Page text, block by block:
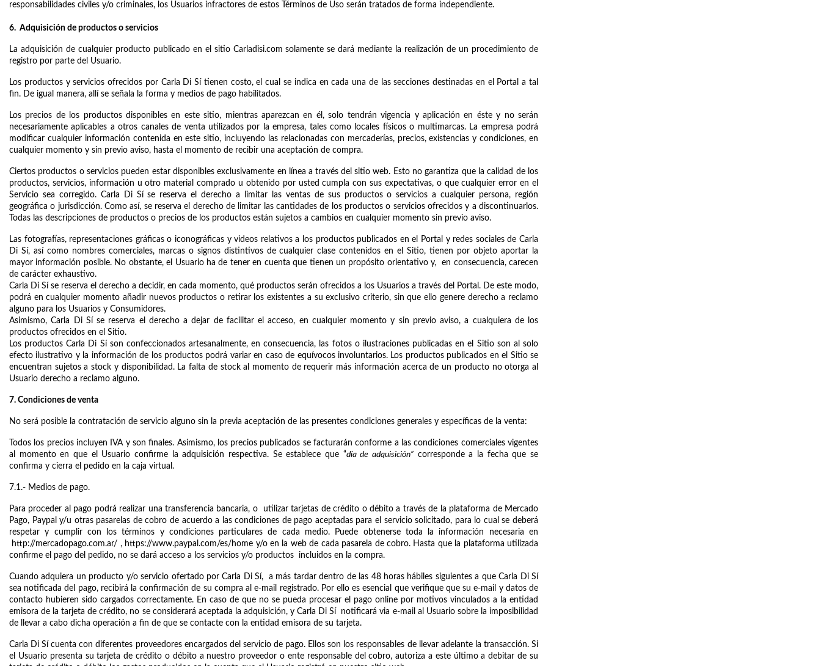
responsabilidades civiles y/o criminales, los Usuarios infractores de estos Términos de Uso serán tratados de forma independiente.
6.  Adquisición de productos o servicios
La adquisición de cualquier producto publicado en el sitio Carladisi.com solamente se dará mediante la realización de un procedimiento de
registro por parte del Usuario.
Los productos y servicios ofrecidos por Carla Di Sí tienen costo, el cual se indica en cada una de las secciones destinadas en el Portal a tal
fin. De igual manera, allí se señala la forma y medios de pago habilitados.
Los precios de los productos disponibles en este sitio, mientras aparezcan en él, solo tendrán vigencia y aplicación en éste y no serán
necesariamente aplicables a otros canales de venta utilizados por la empresa, tales como locales físicos o multimarcas. La empresa podrá
modificar cualquier información contenida en este sitio, incluyendo las relacionadas con mercaderías, precios, existencias y condiciones, en
cualquier momento y sin previo aviso, hasta el momento de recibir una aceptación de compra.
Ciertos productos o servicios pueden estar disponibles exclusivamente en línea a través del sitio web. Esto no garantiza que la calidad de los
productos, servicios, información u otro material comprado u obtenido por usted cumpla con sus expectativas, o que cualquier error en el
Servicio sea corregido. Carla Di Sí se reserva el derecho a limitar las ventas de sus productos o servicios a cualquier persona, región
geográfica o jurisdicción. Como así, se reserva el derecho de limitar las cantidades de los productos o servicios ofrecidos y a discontinuarlos.
Todas las descripciones de productos o precios de los productos están sujetos a cambios en cualquier momento sin previo aviso.
Las fotografías, representaciones gráficas o iconográficas y videos relativos a los productos publicados en el Portal y redes sociales de Carla
Di Sí, así como nombres comerciales, marcas o signos distintivos de cualquier clase contenidos en el Sitio, tienen por objeto aportar la
mayor información posible. No obstante, el Usuario ha de tener en cuenta que tienen un propósito orientativo y,  en consecuencia, carecen
de carácter exhaustivo.
Carla Di Sí se reserva el derecho a decidir, en cada momento, qué productos serán ofrecidos a los Usuarios a través del Portal. De este modo,
podrá en cualquier momento añadir nuevos productos o retirar los existentes a su exclusivo criterio, sin que ello genere derecho a reclamo
alguno para los Usuarios y Consumidores.
Asimismo, Carla Di Sí se reserva el derecho a dejar de facilitar el acceso, en cualquier momento y sin previo aviso, a cualquiera de los
productos ofrecidos en el Sitio.
Los productos Carla Di Sí son confeccionados artesanalmente, en consecuencia, las fotos o ilustraciones publicadas en el Sitio son al solo
efecto ilustrativo y la información de los productos podrá variar en caso de equívocos involuntarios. Los productos publicados en el Sitio se
encuentran sujetos a stock y disponibilidad. La falta de stock al momento de requerir más información acerca de un producto no otorga al
Usuario derecho a reclamo alguno.
7. Condiciones de venta
No será posible la contratación de servicio alguno sin la previa aceptación de las presentes condiciones generales y específicas de la venta:
Todos los precios incluyen IVA y son finales. Asimismo, los precios publicados se facturarán conforme a las condiciones comerciales vigentes
al momento en que el Usuario confirme la adquisición respectiva. Se establece que “día de adquisición” corresponde a la fecha que se
confirma y cierra el pedido en la caja virtual.
7.1.- Medios de pago.
Para proceder al pago podrá realizar una transferencia bancaria, o  utilizar tarjetas de crédito o débito a través de la plataforma de Mercado
Pago, Paypal y/u otras pasarelas de cobro de acuerdo a las condiciones de pago aceptadas para el servicio solicitado, para lo cual se deberá
respetar y cumplir con los términos y condiciones particulares de cada medio. Puede obtenerse toda la información necesaria en
http://mercadopago.com.ar/ , https://www.paypal.com/es/home y/o en la web de cada pasarela de cobro. Hasta que la plataforma utilizada
confirme el pago del pedido, no se dará acceso a los servicios y/o productos  incluidos en la compra.
Cuando adquiera un producto y/o servicio ofertado por Carla Di Sí,  a más tardar dentro de las 48 horas hábiles siguientes a que Carla Di Sí
sea notificada del pago, recibirá la confirmación de su compra al e-mail registrado. Por ello es esencial que verifique que su e-mail y datos de
contacto hubieren sido cargados correctamente. En caso de que no se pueda procesar el pago online por motivos vinculados a la entidad
emisora de la tarjeta de crédito, no se considerará aceptada la adquisición, y Carla Di Sí  notificará via e-mail al Usuario sobre la imposibilidad
de llevar a cabo dicha operación a fin de que se contacte con la entidad emisora de su tarjeta.
Carla Di Sí cuenta con diferentes proveedores encargados del servicio de pago. Ellos son los responsables de llevar adelante la transacción. Si
el Usuario presenta su tarjeta de crédito o débito a nuestro proveedor o ente responsable del cobro, autoriza a este último a debitar de su